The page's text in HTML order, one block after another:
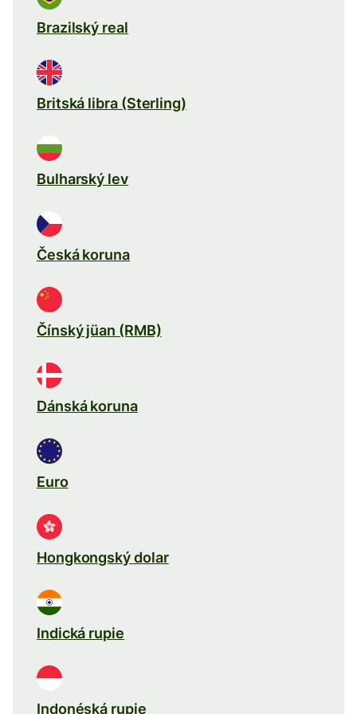
Brazilský real
Britská libra (Sterling)
Bulharský lev
Česká koruna
Čínský jüan (RMB)
Dánská koruna
Euro
Hongkongský dolar
Indická rupie
Indonéská rupie